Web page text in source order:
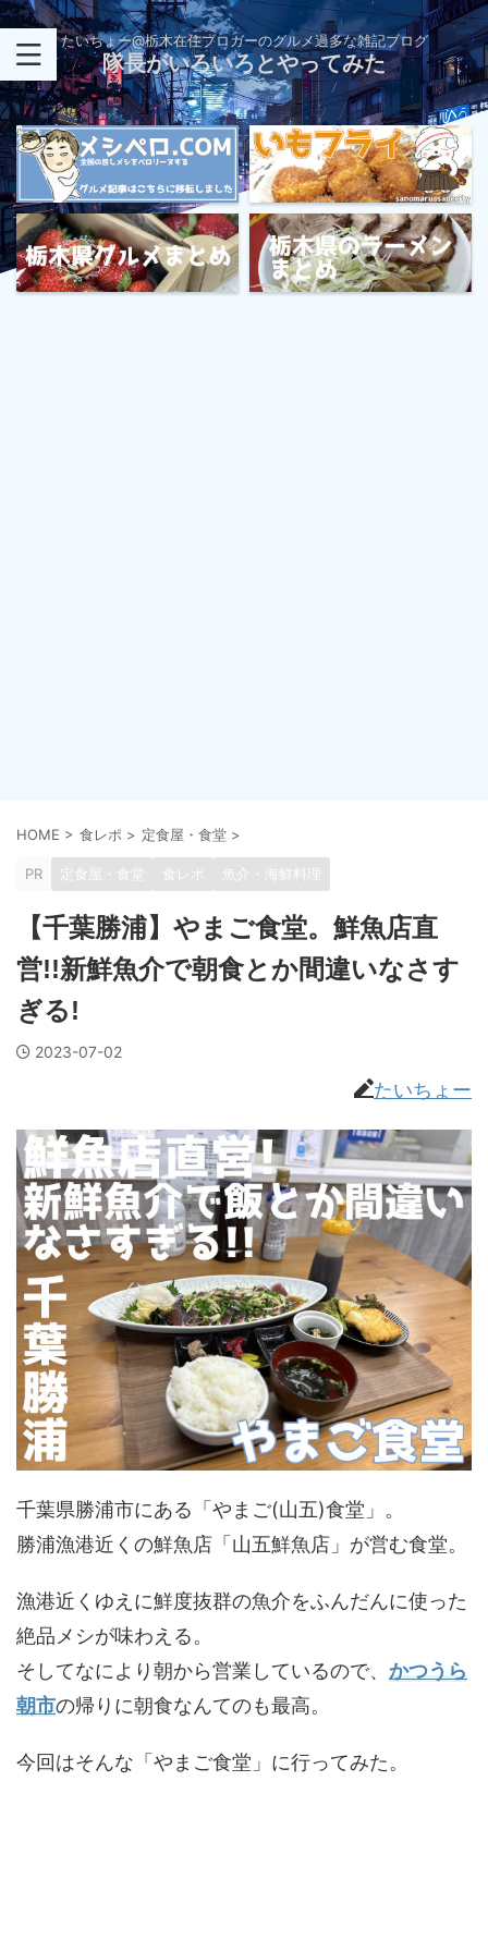
たいちょー@栃木在住ブロガーのグルメ過多な雑記ブログ
隊長がいろいろとやってみた
HOME > 食レポ > 定食屋・食堂 >
PR 定食屋・食堂 食レポ 魚介・海鮮料理
【千葉勝浦】やまご食堂。鮮魚店直
営!!新鮮魚介で朝食とか間違いなさす
ぎる!
2023-07-02
たいちょー
千葉県勝浦市にある「やまご(山五)食堂」。
勝浦漁港近くの鮮魚店「山五鮮魚店」が営む食堂。
漁港近くゆえに鮮度抜群の魚介をふんだんに使った
絶品メシが味わえる。
そしてなにより朝から営業しているので、 かつうら
朝市の帰りに朝食なんてのも最高。
今回はそんな「やまご食堂」に行ってみた。